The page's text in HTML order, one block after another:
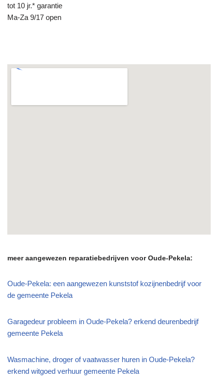
tot 10 jr.* garantie
Ma-Za 9/17 open
meer aangewezen reparatiebedrijven voor Oude-Pekela:
Oude-Pekela: een aangewezen kunststof kozijnenbedrijf voor
de gemeente Pekela
Garagedeur probleem in Oude-Pekela? erkend deurenbedrijf
gemeente Pekela
Wasmachine, droger of vaatwasser huren in Oude-Pekela?
erkend witgoed verhuur gemeente Pekela